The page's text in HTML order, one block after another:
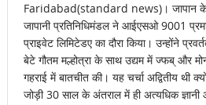
Faridabad(standard news)। जापान के
जापानी प्रतिनिधिमंडल ने आईएसओ 9001
प्राइवेट लिमिटेडए का दौरा किया। उन्होंने
बेटे गौतम मल्होत्रा के साथ उद्यम में ज्फब् और
गहराई में बातचीत की। यह चर्चा अद्वितीय थी
जोड़ी 30 साल के अंतराल में ही अत्यधिक ज्ञानी